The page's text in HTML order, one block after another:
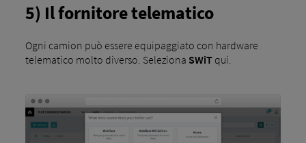
5) Il fornitore telematico
Ogni camion può essere equipaggiato con hardware
telematico molto diverso. Seleziona SWiTqui.